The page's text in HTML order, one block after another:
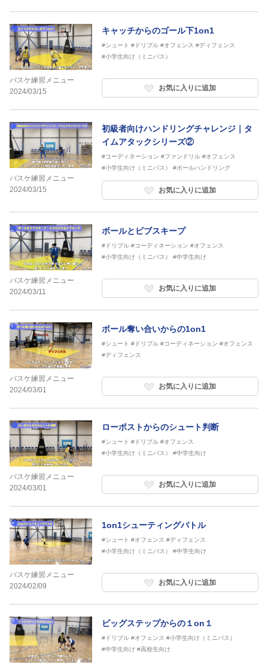
バスケ練習メニュー
2024/03/15
キャッチからのゴール下1on1
#シュート #ドリブル #オフェンス #ディフェンス
#小学生向け（ミニバス）
お気に入りに追加
バスケ練習メニュー
2024/03/15
初級者向けハンドリングチャレンジ｜タ
イムアタックシリーズ②
#コーディネーション #ファンドリル #オフェンス
#小学生向け（ミニバス）
#ボールハンドリング
お気に入りに追加
バスケ練習メニュー
2024/03/11
ボールとビブスキープ
#ドリブル #コーディネーション #オフェンス
#小学生向け（ミニバス）
#中学生向け
お気に入りに追加
バスケ練習メニュー
2024/03/01
ボール奪い合いからの1on1
#シュート #ドリブル #コーディネーション #オフェンス
#ディフェンス
お気に入りに追加
バスケ練習メニュー
2024/03/01
ローポストからのシュート判断
#シュート #ドリブル #オフェンス
#小学生向け（ミニバス）
#中学生向け
お気に入りに追加
バスケ練習メニュー
2024/02/09
1on1シューティングバトル
#シュート #オフェンス #ディフェンス
#小学生向け（ミニバス）
#中学生向け
お気に入りに追加
ビッグステップからの１on１
#ドリブル #オフェンス #小学生向け（ミニバス）
#中学生向け #高校生向け